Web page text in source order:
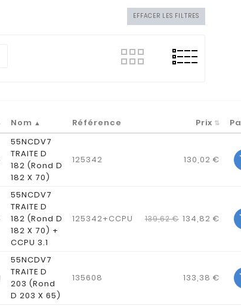
EFFACER LES FILTRES
Nom Référence Prix
55NCDV7
TRAITE D
182 (Rond D
182 X 70)
125342 130,02 €
55NCDV7
TRAITE D
182 (Rond D
182 X 70) +
CCPU 3.1
125342+CCPU 139,62 € 134,82 €
55NCDV7
TRAITE D
203 (Rond
D 203 X 65)
135608 133,38 €